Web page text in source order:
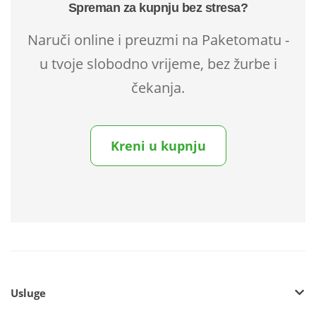
Spreman za kupnju bez stresa?
Naruči online i preuzmi na Paketomatu -
u tvoje slobodno vrijeme, bez žurbe i
čekanja.
Kreni u kupnju
Usluge